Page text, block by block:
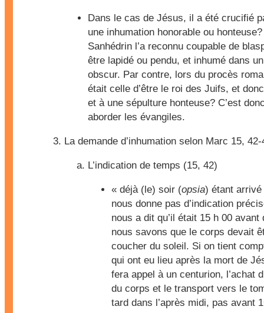
Dans le cas de Jésus, il a été crucifié
une inhumation honorable ou
Sanhédrin l’a reconnu coupable de
être lapidé ou pendu, et inhumé dans
obscur. Par contre, lors du procès
était celle d’être le roi des Juifs, et
et à une sépulture honteuse? C’est
aborder les évangiles.
La demande d’inhumation selon Marc 15, 42-
L’indication de temps (15, 42)
« déjà (le) soir (opsia) étant
nous donne pas d’indication
nous a dit qu’il était 15 h 00
nous savons que le corps devait
coucher du soleil. Si on tient
qui ont eu lieu après la mort de
fera appel à un centurion, l’achat
du corps et le transport vers le
tard dans l’après midi, pas avant